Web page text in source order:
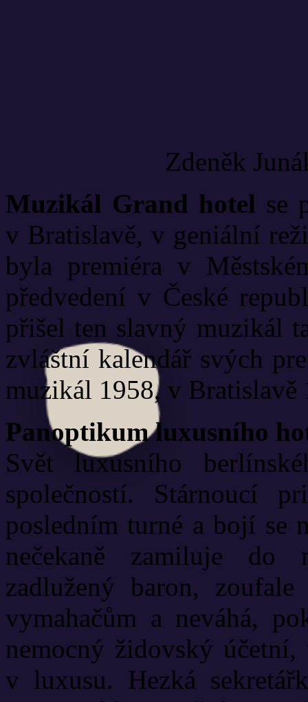
Zdeněk
Muzikál Grand hotel se
v Bratislavě, v geniální
byla premiéra v
předvedení v České
přišel ten slavný muzikál
zvláštní kalendář svých
muzikál 1958, v Bratislavě
Panoptikum luxusního
Svět luxusního
společností. Stárnoucí
posledním turné a bojí se
nečekaně zamiluje do
zadlužený baron,
vymahačům a neváhá,
nemocný židovský
v luxusu. Hezká